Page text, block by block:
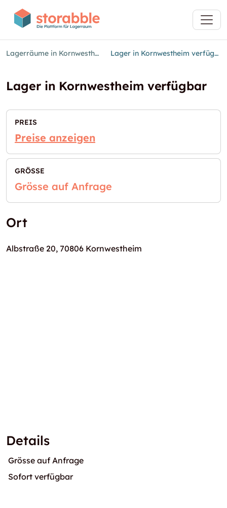
Lagerräume in Kornwestheim Lager in Kornwestheim verfügbar
Lager in Kornwestheim verfügbar
PREIS
Preise anzeigen
GRÖSSE
Grösse auf Anfrage
Ort
Albstraße 20, 70806 Kornwestheim
Details
Grösse auf Anfrage
Sofort verfügbar